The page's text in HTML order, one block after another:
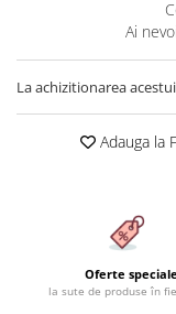
Cearceaf cu elastic 4
Cearceaf cu elastic
Cearceaf normal
Bumbac 100% Poplin
Bumbac 100%
Lenjerii Satin
Huse De Pat
Huse De Pat
Huse Impermeabile
Huse Impermeabile
Ai
La achizitionarea
Adauga la
Oferte speciale
la sute de produse în